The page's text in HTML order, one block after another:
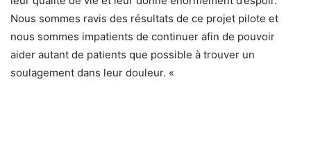
Nous sommes ravis des résultats de ce projet pilote et
nous sommes impatients de continuer afin de pouvoir
aider autant de patients que possible à trouver un
soulagement dans leur douleur. «